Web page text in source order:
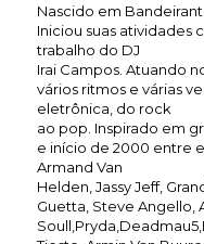
Nascido em
Iniciou suas atividades
trabalho do DJ
Irai Campos. Atuando
vários ritmos e várias
eletrônica, do rock
ao pop. Inspirado em
e início de 2000 entre
Armand Van
Helden, Jassy Jeff,
Guetta, Steve Angello,